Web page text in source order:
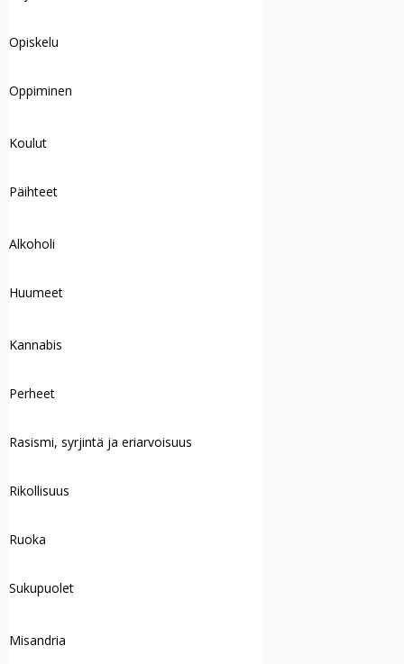
Opiskelu
Oppiminen
Koulut
Päihteet
Alkoholi
Huumeet
Kannabis
Perheet
Rasismi, syrjintä ja eriarvoisuus
Rikollisuus
Ruoka
Sukupuolet
Misandria